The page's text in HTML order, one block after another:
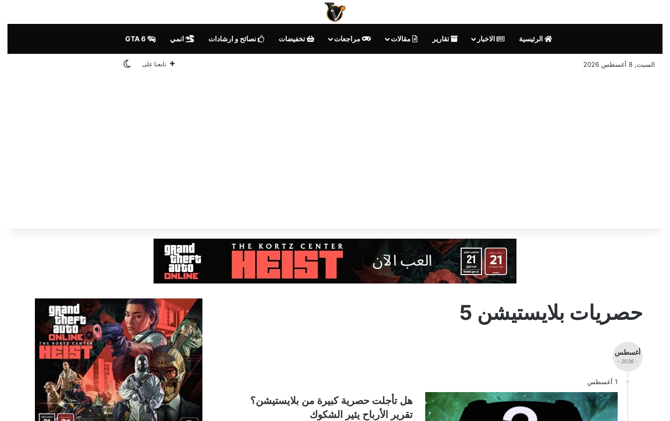
الرئيسية الاخبار تقارير مقالات مراجعات تخفيضات نصائح و ارشادات انمي
السبت, 8 أغسطس 2026 تابعنا على الوضع المظلم
حصريات بلايستيشن 5
أغسطس
- 2026 -
1 أغسطس
هل تأجلت حصرية كبيرة من بلايستيشن؟
تقرير الأرباح يثير الشكوك